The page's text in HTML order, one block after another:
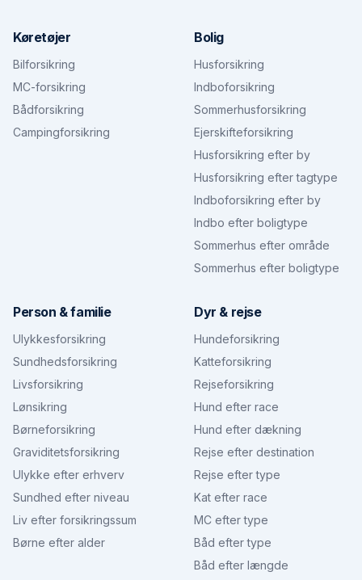
Køretøjer
Bilforsikring
MC-forsikring
Bådforsikring
Campingforsikring
Bolig
Husforsikring
Indboforsikring
Sommerhusforsikring
Ejerskifteforsikring
Husforsikring efter by
Husforsikring efter tagtype
Indboforsikring efter by
Indbo efter boligtype
Sommerhus efter område
Sommerhus efter boligtype
Person & familie
Ulykkesforsikring
Sundhedsforsikring
Livsforsikring
Lønsikring
Børneforsikring
Graviditetsforsikring
Ulykke efter erhverv
Sundhed efter niveau
Liv efter forsikringssum
Børne efter alder
Dyr & rejse
Hundeforsikring
Katteforsikring
Rejseforsikring
Hund efter race
Hund efter dækning
Rejse efter destination
Rejse efter type
Kat efter race
MC efter type
Båd efter type
Båd efter længde